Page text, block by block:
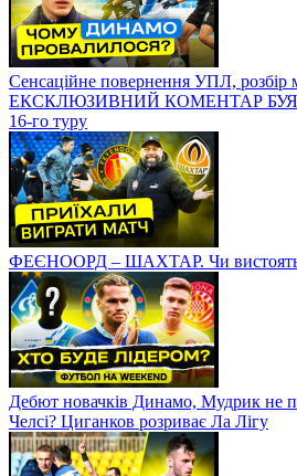
Сенсаційне повернення УПЛ, розбір
ЕКСКЛЮЗИВНИЙ КОМЕНТАР
16-го туру
ФЕЄНООРД – ШАХТАР. Чи вистоять
Дебют новачків Динамо, Мудрик не
Челсі? Циганков розриває Ла Лігу